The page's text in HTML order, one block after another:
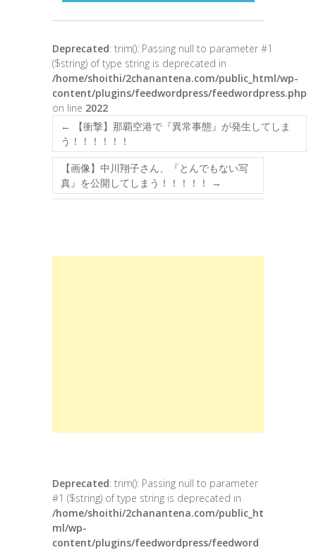
Deprecated: trim(): Passing null to parameter #1
($string) of type string is deprecated in
/home/shoithi/2chanantena.com/public_html/wp-
content/plugins/feedwordpress/feedwordpress.php
on line 2022
←
【衝撃】那覇空港で『異常事態』が発生してしま
う！！！！！！
【画像】中川翔子さん、『とんでもない写
真』を公開してしまう！！！！！
→
Deprecated: trim(): Passing null to parameter
#1 ($string) of type string is deprecated in
/home/shoithi/2chanantena.com/public_ht
ml/wp-
content/plugins/feedwordpress/feedword